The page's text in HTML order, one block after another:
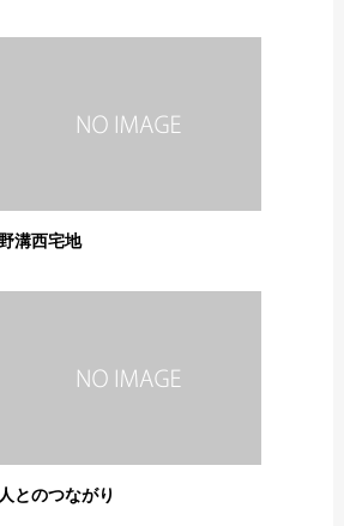
野溝西宅地
人とのつながり